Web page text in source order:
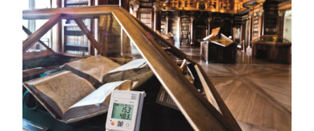
Posibilidad de lectura de los datos de temperatura
y humedad desde cualquier lugar y en cualquier
momento con un dispositivo con conexión a
internet
Mensajes de alarma por SMS, notificación Push
o correo electrónico